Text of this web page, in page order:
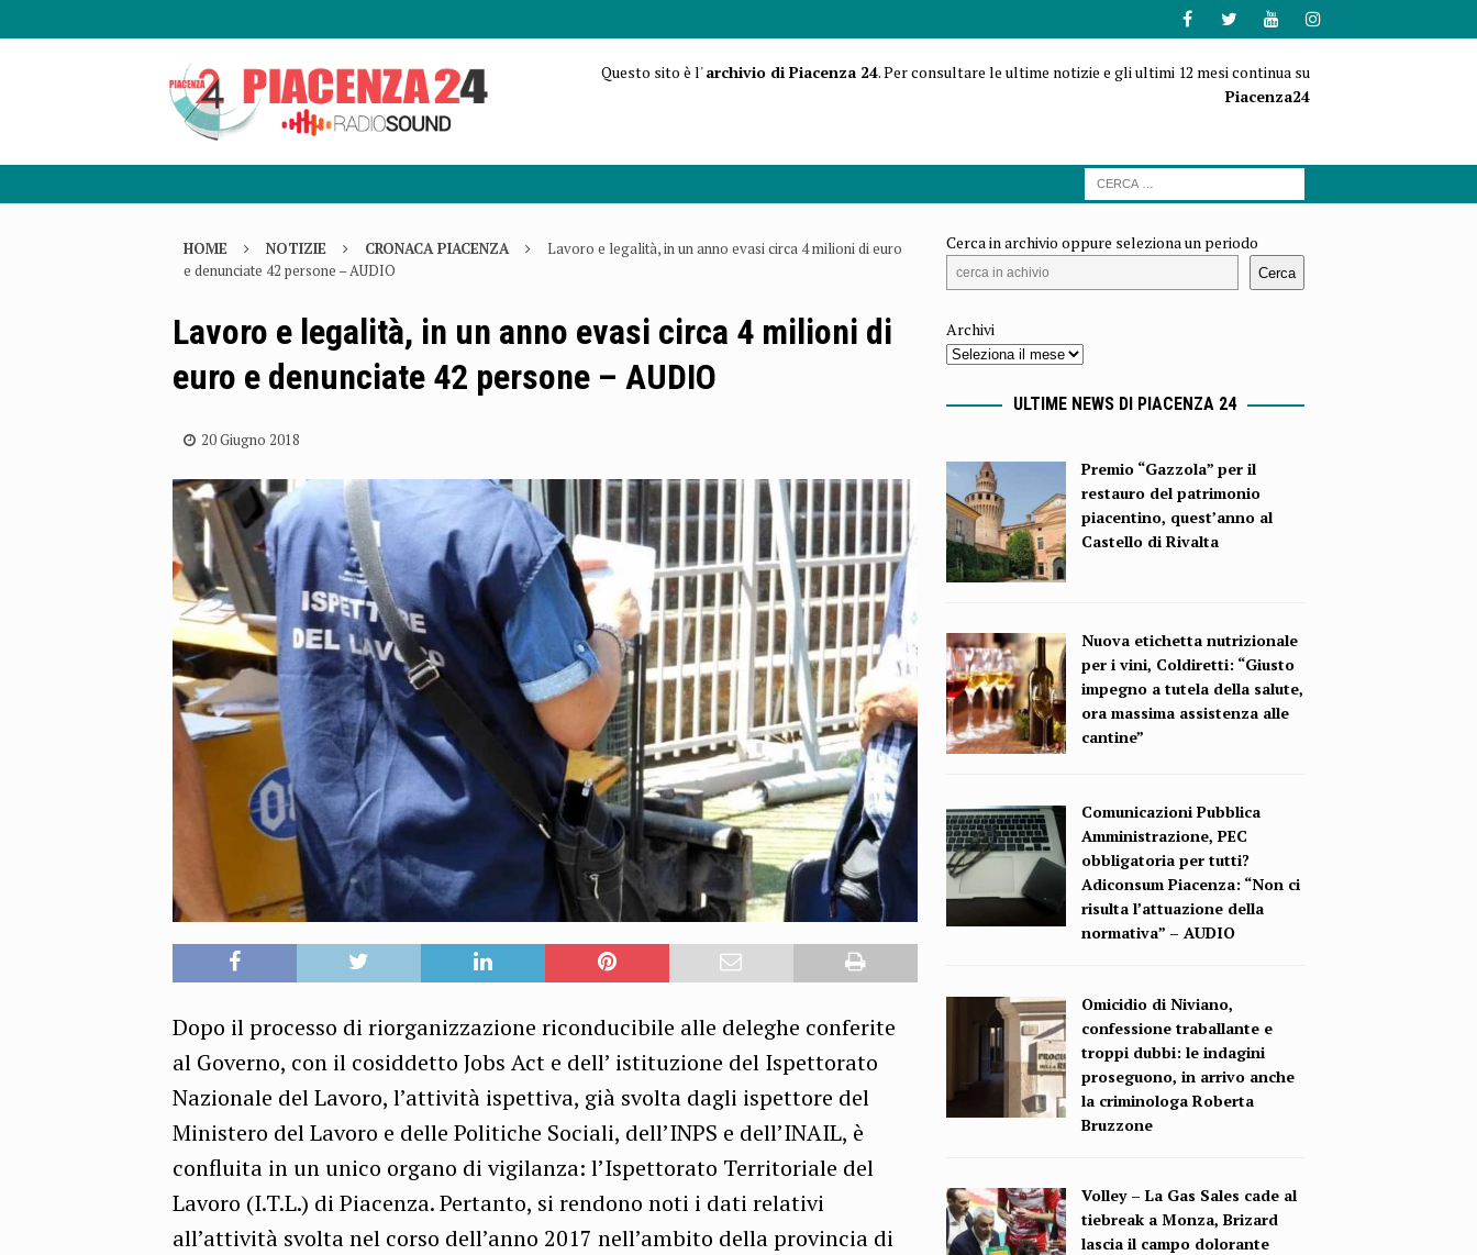
Questo sito è l'archivio di Piacenza 24. Per consultare le ultime notizie e gli ultimi 12 mesi continua su
Piacenza24
HOME NOTIZIE CRONACA PIACENZA
Lavoro e legalità, in un anno evasi circa 4 milioni di euro
e denunciate 42 persone – AUDIO
Lavoro e legalità, in un anno evasi circa 4 milioni di
euro e denunciate 42 persone – AUDIO
20 Giugno 2018
Dopo il processo di riorganizzazione riconducibile alle deleghe conferite
al Governo, con il cosiddetto Jobs Act e dell’ istituzione del Ispettorato
Nazionale del Lavoro, l’attività ispettiva, già svolta dagli ispettore del
Ministero del Lavoro e delle Politiche Sociali, dell’INPS e dell’INAIL, è
confluita in un unico organo di vigilanza: l’Ispettorato Territoriale del
Lavoro (I.T.L.) di Piacenza. Pertanto, si rendono noti i dati relativi
all’attività svolta nel corso dell’anno 2017 nell’ambito della provincia di
Cerca in archivio oppure seleziona un periodo
Cerca
Archivi
ULTIME NEWS DI PIACENZA 24
Premio “Gazzola” per il
restauro del patrimonio
piacentino, quest’anno al
Castello di Rivalta
Nuova etichetta nutrizionale
per i vini, Coldiretti: “Giusto
impegno a tutela della salute,
ora massima assistenza alle
cantine”
Comunicazioni Pubblica
Amministrazione, PEC
obbligatoria per tutti?
Adiconsum Piacenza: “Non ci
risulta l’attuazione della
normativa” – AUDIO
Omicidio di Niviano,
confessione traballante e
troppi dubbi: le indagini
proseguono, in arrivo anche
la criminologa Roberta
Bruzzone
Volley – La Gas Sales cade al
tiebreak a Monza, Brizard
lascia il campo dolorante